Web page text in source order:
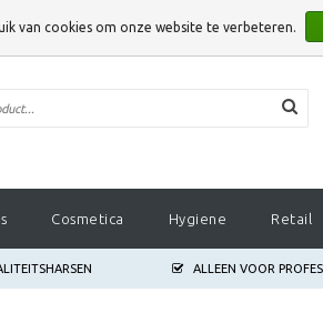
Cosmetica Hygiene Retail
ALLEEN VOOR
van cookies om onze website te verbeteren.